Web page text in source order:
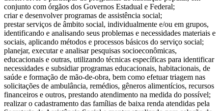
conjunto com órgãos dos Governos Estadual e Federal;
criar e desenvolver programas de assistência social;
prestar serviços de âmbito social, individualmente e/ou em grupos,
identificando e analisando seus problemas e necessidades materiais e
sociais, aplicando métodos e processos básicos do serviço social;
planejar, executar e analisar pesquisas socioeconômicas,
educacionais e outras, utilizando técnicas específicas para identificar
necessidades e subsidiar programas educacionais, habitacionais, de
saúde e formação de mão-de-obra, bem como efetuar triagem nas
solicitações de ambulância, remédios, gêneros alimentícios, recursos
financeiros e outros, prestando atendimento na medida do possível;
realizar o cadastramento das famílias de baixa renda atendidas pela